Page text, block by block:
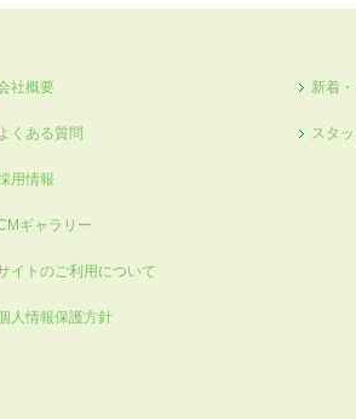
社概要
よくある質問
用情報
ギャラリー
イトのご利用について
人情報保護方針
新着
スタ